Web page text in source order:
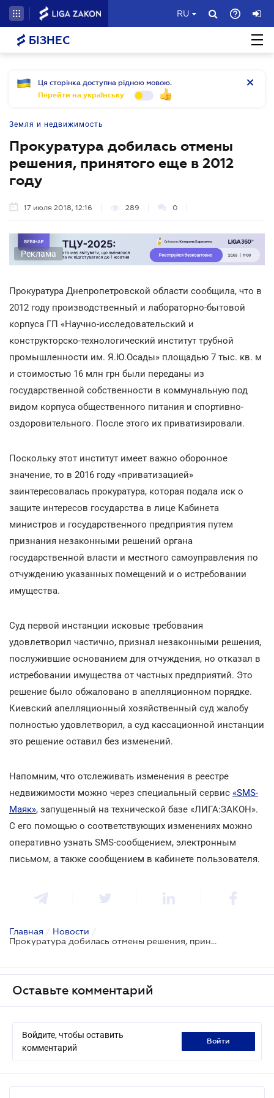
RU
БІЗНЕС
Ця сторінка доступна рідною мовою.
Перейти на українську
Земля и недвижимость
Прокуратура добилась отмены
решения, принятого еще в 2012
году
17 июля 2018, 12:16 289 0
Реклама
Прокуратура Днепропетровской области сообщила, что в
2012 году производственный и лабораторно-бытовой
корпуса ГП «Научно-исследовательский и
конструкторско-технологический институт трубной
промышленности им. Я.Ю.Осады» площадью 7 тыс. кв. м
и стоимостью 16 млн грн были переданы из
государственной собственности в коммунальную под
видом корпуса общественного питания и спортивно-
оздоровительного. После этого их приватизировали.
Поскольку этот институт имеет важно оборонное
значение, то в 2016 году «приватизацией»
заинтересовалась прокуратура, которая подала иск о
защите интересов государства в лице Кабинета
министров и государственного предприятия путем
признания незаконными решений органа
государственной власти и местного самоуправления по
отчуждению указанных помещений и о истребовании
имущества.
Суд первой инстанции исковые требования
удовлетворил частично, признал незаконными решения,
послужившие основанием для отчуждения, но отказал в
истребовании имущества от частных предприятий. Это
решение было обжаловано в апелляционном порядке.
Киевский апелляционный хозяйственный суд жалобу
полностью удовлетворил, а суд кассационной инстанции
это решение оставил без изменений.
Напомним, что отслеживать изменения в реестре
недвижимости можно через специальный сервис «SMS-
Маяк», запущенный на технической базе «ЛИГА:ЗАКОН».
С его помощью о соответствующих изменениях можно
оперативно узнать SMS-сообщением, электронным
письмом, а также сообщением в кабинете пользователя.
Главная / Новости /
Прокуратура добилась отмены решения, принятого еще в 2012 году
Оставьте комментарий
Войдите, чтобы оставить
комментарий
войти